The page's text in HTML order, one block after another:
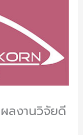
ลงานวิจัยดี